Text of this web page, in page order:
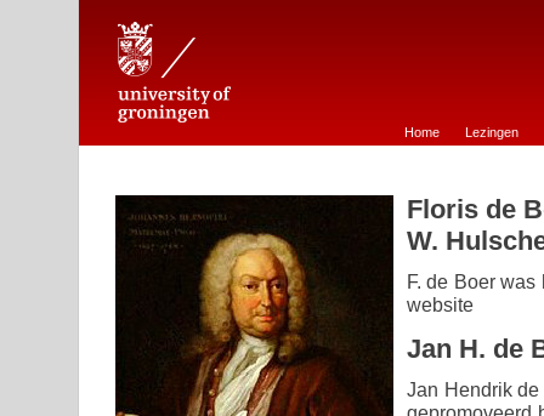
Home Lezingen
Floris de
W.
F. de Boer
website
Jan H. de
Jan Hendrik